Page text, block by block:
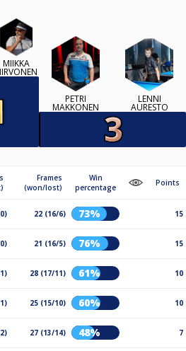
MIIKKA
PETRI
MAKKONEN
LENNI
AURESTO
Frames
(won/lost)
Win
percentage
Points
22 (16/6) 73% 15
21 (16/5) 76% 15
28 (17/11) 61% 10
25 (15/10) 60% 10
27 (13/14) 48% 7